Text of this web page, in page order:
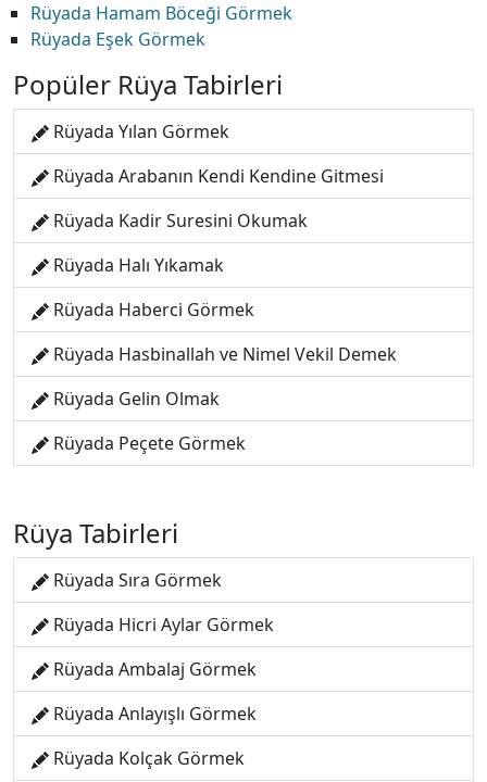
Rüyada Hamam Böceği Görmek
Rüyada Eşek Görmek
Popüler Rüya Tabirleri
Rüyada Yılan Görmek
Rüyada Arabanın Kendi Kendine Gitmesi
Rüyada Kadir Suresini Okumak
Rüyada Halı Yıkamak
Rüyada Haberci Görmek
Rüyada Hasbinallah ve Nimel Vekil Demek
Rüyada Gelin Olmak
Rüyada Peçete Görmek
Rüya Tabirleri
Rüyada Sıra Görmek
Rüyada Hicri Aylar Görmek
Rüyada Ambalaj Görmek
Rüyada Anlayışlı Görmek
Rüyada Kolçak Görmek